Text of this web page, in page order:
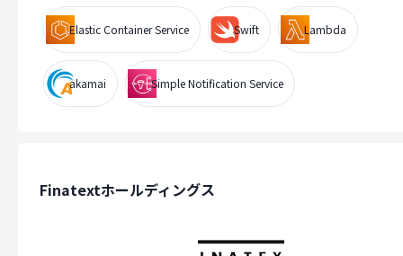
Elastic Container Service Swift Lambda
akamai Simple Notification Service
Finatextホールディングス